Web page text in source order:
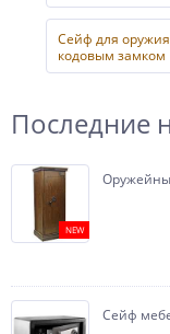
Сейф для
кодовым замком
Последние
NEW
Сейф